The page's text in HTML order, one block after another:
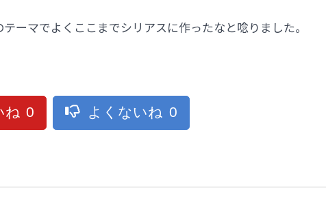
ーマでよくここまでシリアスに作ったなと唸りました。
ね 0 よくないね 0